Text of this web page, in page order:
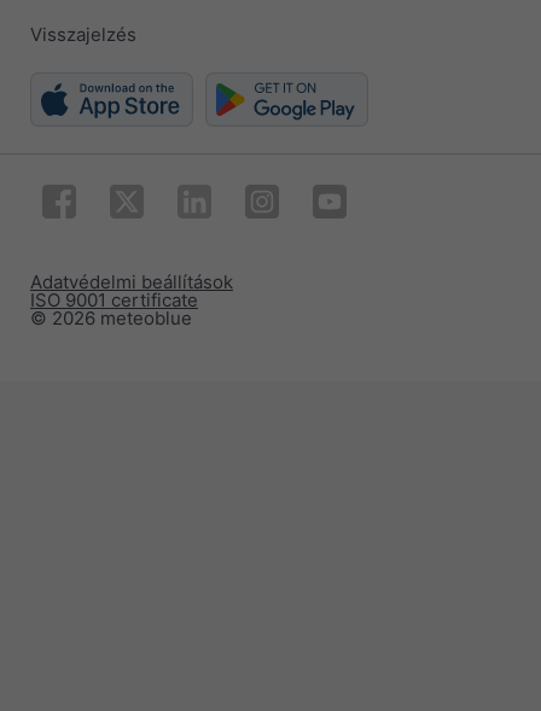
Visszajelzés
© 2026 meteoblue
ISO 9001 certificate
Adatvédelmi beállítások